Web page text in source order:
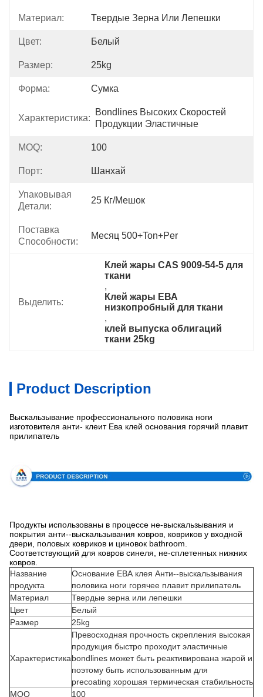
Материал: Твердые Зерна Или Лепешки
Цвет: Белый
Размер: 25kg
Форма: Сумка
Характеристика:
Bondlines Высоких Скоростей
Продукции Эластичные
MOQ: 100
Порт: Шанхай
Упаковывая
Детали:
25 Кг/мешок
Поставка
Способности:
Месяц 500+Ton+per
Выделить:
Клей жары CAS 9009-54-5 для
ткани
,
Клей жары ЕВА
низкопробный для ткани
,
клей выпуска облигаций
ткани 25kg
Product Description
Выскальзывание профессионального половика ноги
изготовителя анти- клеит Ева клей основания горячий плавит
прилипатель
Продукты использованы в процессе не-выскальзывания и
покрытия анти--выскальзывания ковров, ковриков у входной
двери, половых ковриков и циновок bathroom.
Соответствующий для ковров синеля, не-сплетенных нижних
ковров.
Название
продукта
Основание ЕВА клея Анти--выскальзывания
половика ноги горячее плавит прилипатель
Материал
Твердые зерна или лепешки
Цвет
Белый
Размер
25kg
Характеристика
Превосходная прочность скрепления высокая
продукция быстро проходит эластичные
bondlines может быть реактивирована жарой и
поэтому быть использованным для
precoating хорошая термическая стабильность
MOQ
100